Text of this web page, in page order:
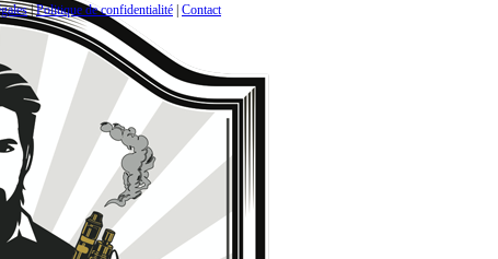
|Politique de confidentialité | Contact